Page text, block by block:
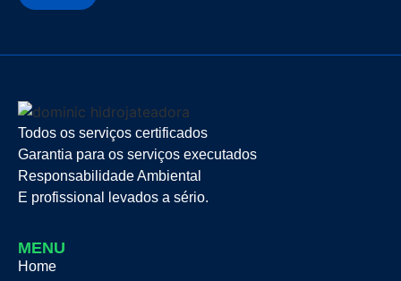
Todos os serviços certificados
Garantia para os serviços executados
Responsabilidade Ambiental
E profissional levados a sério.
MENU
Home